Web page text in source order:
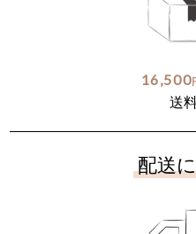
16,500
送
配送